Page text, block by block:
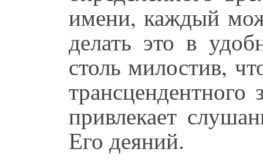
имени, каждый
делать это в
столь милостив,
привлекает
Его деяний.